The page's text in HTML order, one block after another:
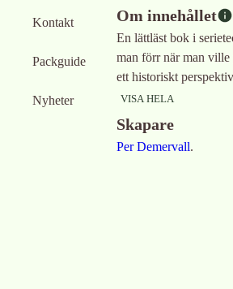
Kontakt
Packguide
Nyheter
Om innehållet
En lättläst bok i
man förr när man ville
ett historiskt
VISA HELA
Skapare
Per Demervall.